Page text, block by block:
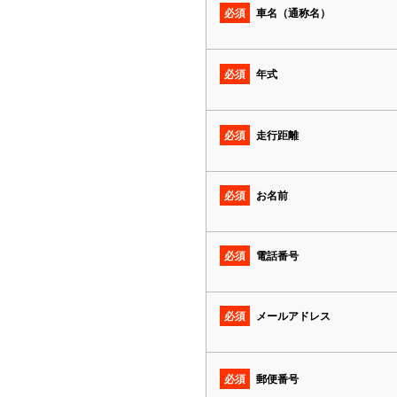
必須 車名（通称名）
必須 年式
必須 走行距離
必須 お名前
必須 電話番号
必須 メールアドレス
必須 郵便番号